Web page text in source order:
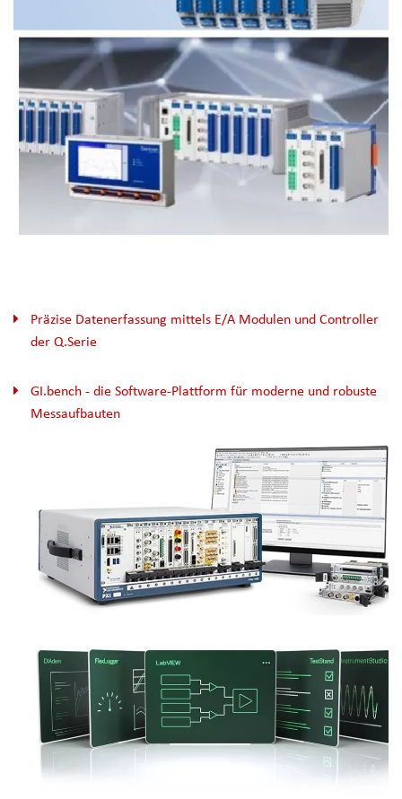
Präzise Datenerfassung mittels E/A Modulen und Controller
der Q.Serie
GI.bench - die Software-Plattform für moderne und robuste
Messaufbauten